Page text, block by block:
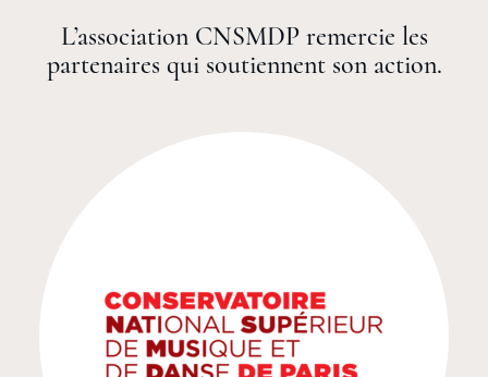
L’association CNSMDP remercie les
partenaires qui soutiennent son action.